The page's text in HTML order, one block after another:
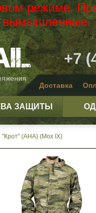
режиме.
вымышленные.
+7
Доставка
ЗАЩИТЫ
"Крот" (АНА) (Мох IX)